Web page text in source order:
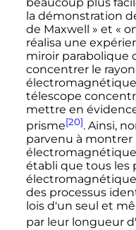
la démonstration
de Maxwell » et «
réalisa une
miroir parabolique
concentrer le
télescope
mettre en
prisme[20]. Ainsi,
parvenu à
électromagnétique
établi que tous les
des processus
lois d'un seul et
par leur longueur